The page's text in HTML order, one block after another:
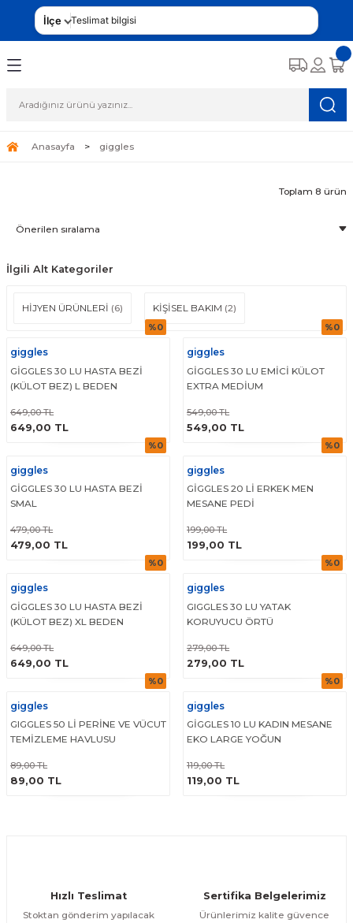
İlçe Teslimat bilgisi
Anasayfa giggles
Toplam 8 ürün
İlgili Alt Kategoriler
HİJYEN ÜRÜNLERİ (6) KİŞİSEL BAKIM (2)
%0
giggles
GİGGLES 30 LU HASTA BEZİ
(KÜLOT BEZ) L BEDEN
649,00 TL
649,00 TL
ÜRÜNÜ İNCELE
%0
giggles
GİGGLES 30 LU EMİCİ KÜLOT
EXTRA MEDİUM
549,00 TL
549,00 TL
ÜRÜNÜ İNCELE
%0
giggles
GİGGLES 30 LU HASTA BEZİ
SMAL
479,00 TL
479,00 TL
ÜRÜNÜ İNCELE
%0
giggles
GİGGLES 20 Lİ ERKEK MEN
MESANE PEDİ
199,00 TL
199,00 TL
ÜRÜNÜ İNCELE
%0
giggles
GİGGLES 30 LU HASTA BEZİ
(KÜLOT BEZ) XL BEDEN
649,00 TL
649,00 TL
ÜRÜNÜ İNCELE
%0
giggles
GIGGLES 30 LU YATAK
KORUYUCU ÖRTÜ
279,00 TL
279,00 TL
ÜRÜNÜ İNCELE
%0
giggles
GIGGLES 50 Lİ PERİNE VE VÜCUT
TEMİZLEME HAVLUSU
89,00 TL
89,00 TL
%0
giggles
GİGGLES 10 LU KADIN MESANE
EKO LARGE YOĞUN
119,00 TL
119,00 TL
Hızlı Teslimat
Stoktan gönderim yapılacak
Sertifika Belgelerimiz
Ürünlerimiz kalite güvence